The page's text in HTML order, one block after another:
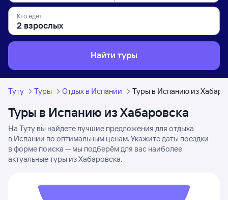
Кто едет
Найти туры
Туту Туры Отдых в Испании Туры в Испанию из
Туры в Испанию из Хабаровска
На Туту вы найдете лучшие предложения для отдыха
в Испании по оптимальным ценам. Укажите даты поездки
в форме поиска — мы подберём для вас наиболее
актуальные туры из Хабаровска.